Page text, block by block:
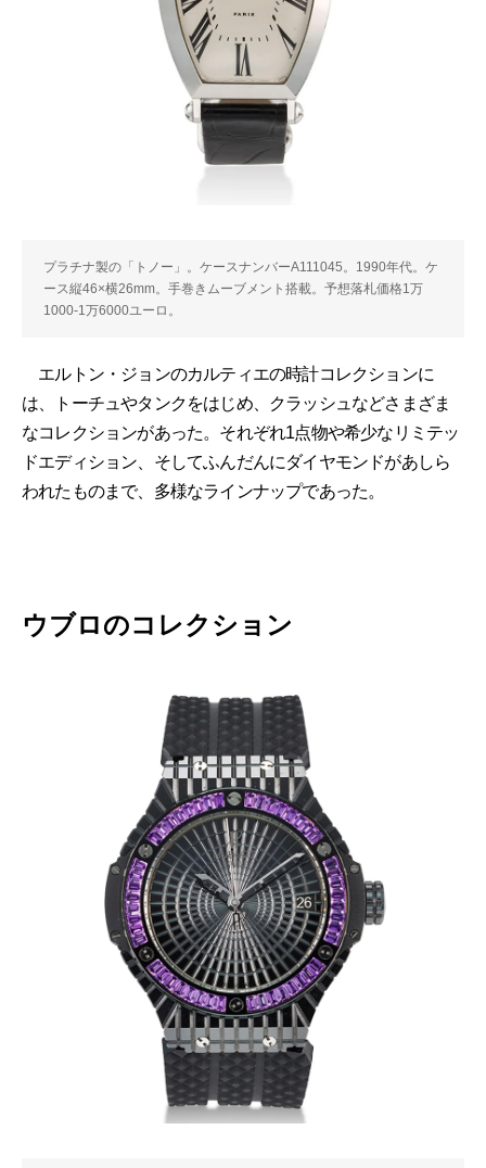
プラチナ製の「トノー」。ケースナンバーA111045。1990年代。ケ
ース縦46×横26mm。手巻きムーブメント搭載。予想落札価格1万
1000-1万6000ユーロ。
エルトン・ジョンのカルティエの時計コレクションに
は、トーチュやタンクをはじめ、クラッシュなどさまざま
なコレクションがあった。それぞれ1点物や希少なリミテッ
ドエディション、そしてふんだんにダイヤモンドがあしら
われたものまで、多様なラインナップであった。
ウブロのコレクション